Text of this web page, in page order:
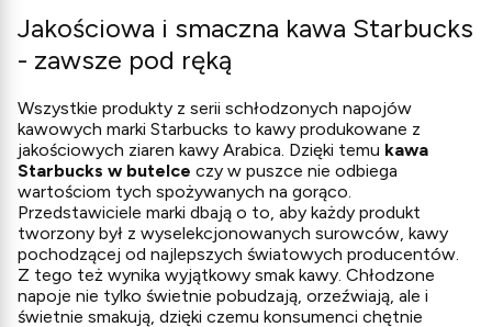
Jakościowa i smaczna kawa Starbucks
- zawsze pod ręką
Wszystkie produkty z serii schłodzonych napojów
kawowych marki Starbucks to kawy produkowane z
jakościowych ziaren kawy Arabica. Dzięki temu kawa
Starbucks w butelce czy w puszce nie odbiega
wartościom tych spożywanych na gorąco.
Przedstawiciele marki dbają o to, aby każdy produkt
tworzony był z wyselekcjonowanych surowców, kawy
pochodzącej od najlepszych światowych producentów.
Z tego też wynika wyjątkowy smak kawy. Chłodzone
napoje nie tylko świetnie pobudzają, orzeźwiają, ale i
świetnie smakują, dzięki czemu konsumenci chętnie